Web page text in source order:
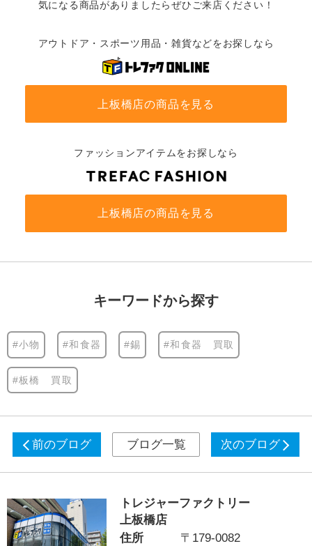
気になる商品がありましたらぜひご来店ください！
アウトドア・スポーツ用品・雑貨などをお探しなら
上板橋店の商品を見る
ファッションアイテムをお探しなら
上板橋店の商品を見る
キーワードから探す
#小物 #和食器 #錫 #和食器 買取
#板橋 買取
前のブログ ブログ一覧 次のブログ
トレジャーファクトリー
上板橋店
住所
〒179-0082